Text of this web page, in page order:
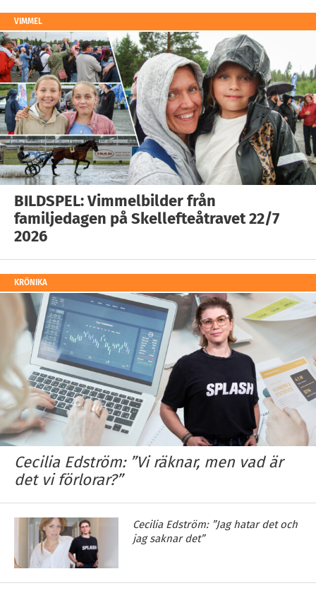
VIMMEL
BILDSPEL: Vimmelbilder från
familjedagen på Skellefteåtravet 22/7
2026
KRÖNIKA
Cecilia Edström: ”Vi räknar, men vad är
det vi förlorar?”
Cecilia Edström: ”Jag hatar det och
jag saknar det”